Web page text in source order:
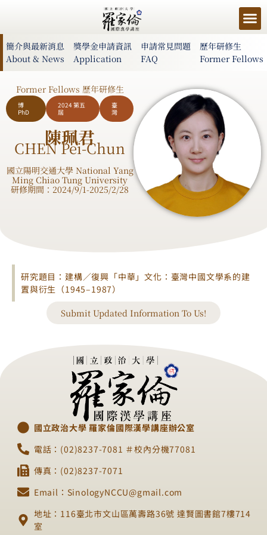
簡介與最新消息
About & News
獎學金申請資訊
Application
申請常見問題
FAQ
歷年研修生
Former Fellows
Former Fellows 歷年研修生
博
PhD
2024 第五
屆
臺
灣
陳珮君
CHEN Pei-Chun
國立陽明交通大學 National Yang
Ming Chiao Tung University
研修期間：2024/9/1-2025/2/28
研究題目：建構／復興「中華」文化：臺灣中國文學系的建
置與衍生（1945–1987）
Submit Updated Information To Us!
國立政治大學 羅家倫國際漢學講座辦公室
電話：(02)8237-7081 ＃校內分機77081
傳真：(02)8237-7071
Email：SinologyNCCU@gmail.com
地址：116臺北市文山區萬壽路36號 達賢圖書館7樓714
室